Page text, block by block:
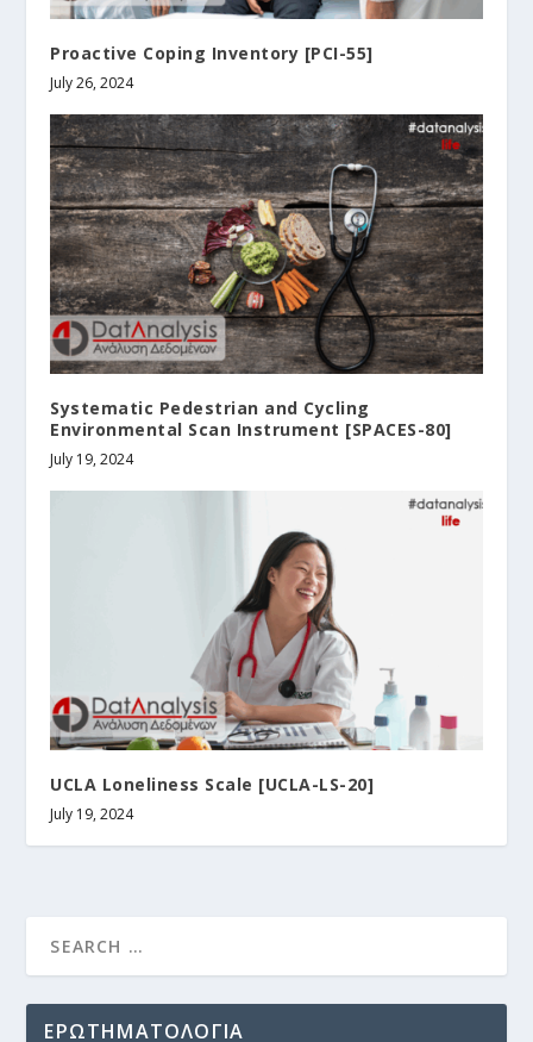
Proactive Coping Inventory [PCI-55]
July 26, 2024
Systematic Pedestrian and Cycling
Environmental Scan Instrument [SPACES-80]
July 19, 2024
UCLA Loneliness Scale [UCLA-LS-20]
July 19, 2024
ΕΡΩΤΗΜΑΤΟΛΟΓΙΑ